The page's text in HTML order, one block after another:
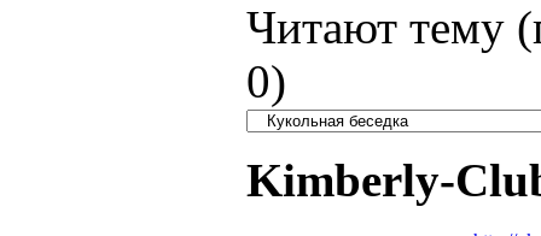
Читают тему
0)
Kimberly-